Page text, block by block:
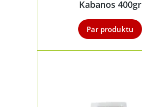
Kabanos 400gr
Par produktu